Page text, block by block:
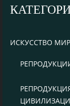
ИСКУССТВО